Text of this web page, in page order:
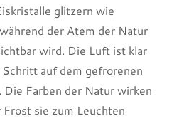
glitzern wie
der Atem der Natur
wird. Die Luft ist klar
auf dem gefrorenen
Die Farben der Natur wirken
sie zum Leuchten